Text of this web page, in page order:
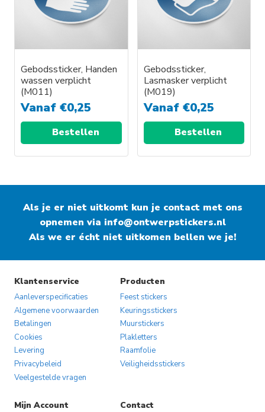
Gebodssticker, Handen
wassen verplicht
(M011)
Vanaf €0,25
Bestellen
Gebodssticker,
Lasmasker verplicht
(M019)
Vanaf €0,25
Bestellen
Als je er niet uitkomt kun je contact met ons
opnemen via info@ontwerpstickers.nl
Als we er écht niet uitkomen bellen we je!
Klantenservice
Aanleverspecificaties
Algemene voorwaarden
Betalingen
Cookies
Levering
Privacybeleid
Veelgestelde vragen
Producten
Feest stickers
Keuringsstickers
Muurstickers
Plakletters
Raamfolie
Veiligheidsstickers
Mijn Account Contact